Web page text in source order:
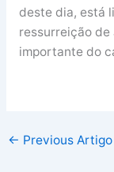
deste dia, está
ressurreição de
importante do
← Previous Artigo